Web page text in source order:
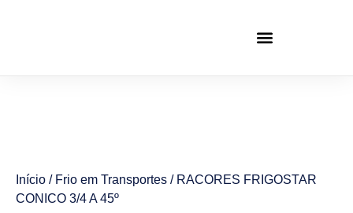
Início / Frio em Transportes / RACORES FRIGOSTAR
CONICO 3/4 A 45º